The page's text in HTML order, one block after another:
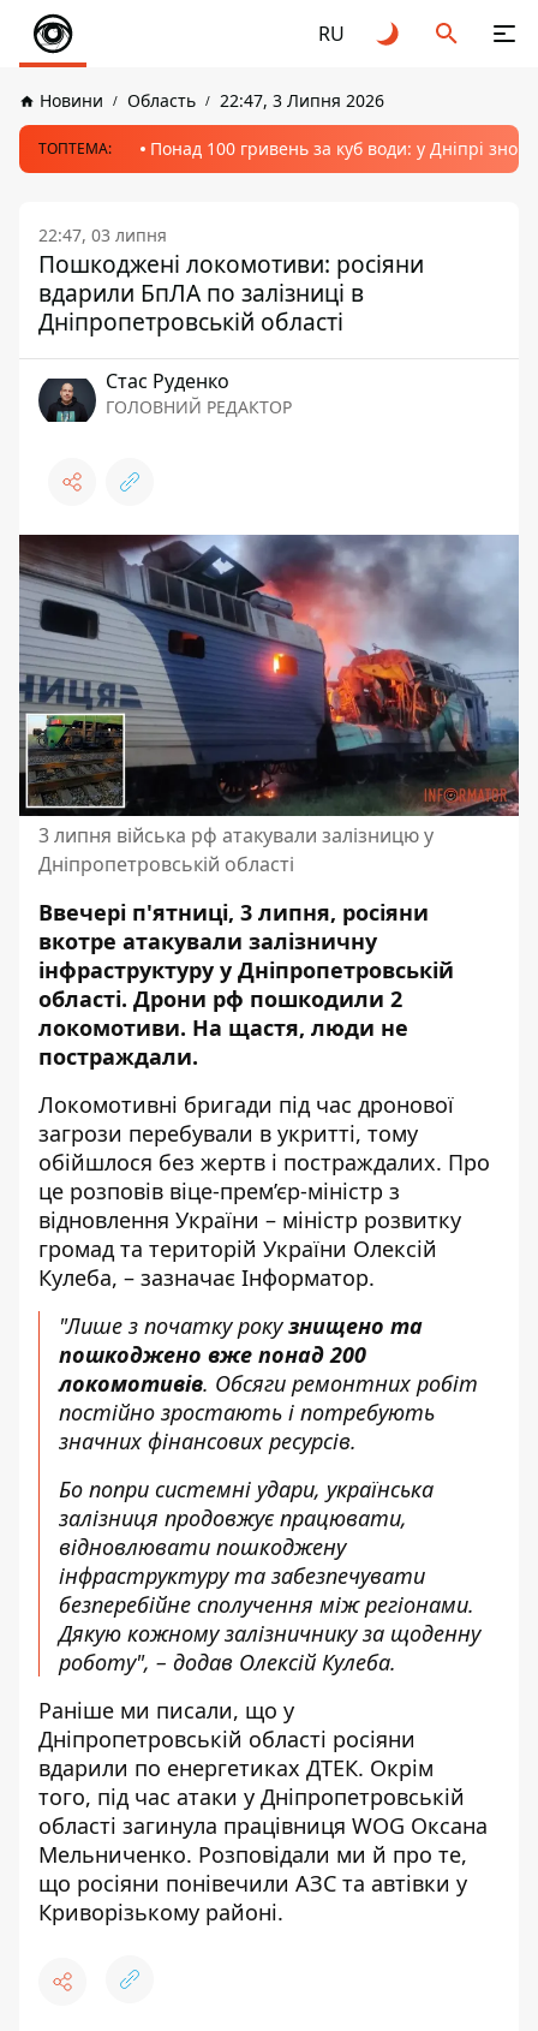
RU
Новини Область 22:47, 3 Липня 2026
ТОПТЕМА: Понад 100 гривень за куб води: у Дніпрі
22:47, 03 липня
Пошкоджені локомотиви: росіяни
вдарили БпЛА по залізниці в
Дніпропетровській області
Стас Руденко
ГОЛОВНИЙ РЕДАКТОР
3 липня війська рф атакували залізницю у
Дніпропетровській області
Ввечері п'ятниці, 3 липня, росіяни
вкотре атакували залізничну
інфраструктуру у Дніпропетровській
області. Дрони рф пошкодили 2
локомотиви. На щастя, люди не
постраждали.
Локомотивні бригади під час дронової
загрози перебували в укритті, тому
обійшлося без жертв і постраждалих. Про
це розповів віце-прем’єр-міністр з
відновлення України – міністр розвитку
громад та територій України Олексій
Кулеба, – зазначає Інформатор.
"Лише з початку рокузнищено та
пошкоджено вже понад 200
локомотивів. Обсяги ремонтних робіт
постійно зростають і потребують
значних фінансових ресурсів.
Бо попри системні удари, українська
залізниця продовжує працювати,
відновлювати пошкоджену
інфраструктуру та забезпечувати
безперебійне сполучення між регіонами.
Дякую кожному залізничнику за щоденну
роботу", – додав Олексій Кулеба.
Раніше ми писали, що у
Дніпропетровській області росіяни
вдарили по енергетиках ДТЕК. Окрім
того, під час атаки у Дніпропетровській
області загинула працівниця WOG Оксана
Мельниченко. Розповідали ми й про те,
що росіяни понівечили АЗС та автівки у
Криворізькому районі.